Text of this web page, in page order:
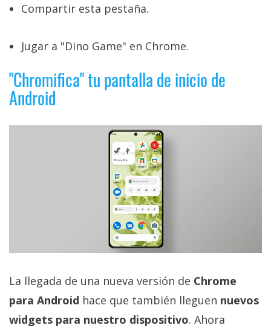
Compartir esta pestaña.
Jugar a "Dino Game" en Chrome.
"Chromifica" tu pantalla de inicio de
Android
La llegada de una nueva versión de Chrome
para Android hace que también lleguen nuevos
widgets para nuestro dispositivo. Ahora